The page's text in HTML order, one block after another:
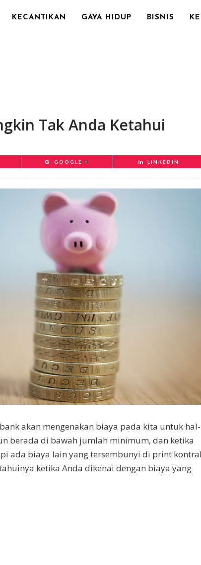
KECANTIKAN GAYA HIDUP BISNIS
Tak Anda Ketahui
GOOGLE + LINKEDIN
akan mengenakan biaya pada kita untuk hal-
berada di bawah jumlah minimum, dan ketika
ada biaya lain yang tersembunyi di print
ketika Anda dikenai dengan biaya yang